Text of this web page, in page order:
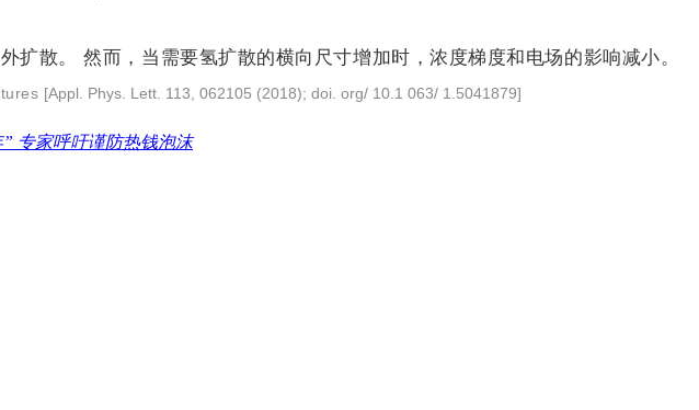
散。 然而，当需要氢扩散的横向尺寸增加时，浓度梯度和电场的影响减小。
[Appl. Phys. Lett. 113, 062105 (2018); doi. org/ 10.1 063/ 1.5041879]
专家呼吁谨防热钱泡沫